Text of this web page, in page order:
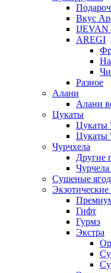
Вкус
IJEVAN
AREGI
Разное
Алани
Алани
Цукаты
Цукаты
Цукаты
Чурчхела
Другие
Сушеные
Гифт
Гурмэ
Экстра